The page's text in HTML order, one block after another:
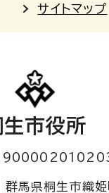
サイトマップ
生市役所
：
県桐生市織姫